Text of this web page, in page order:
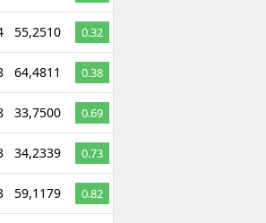
55,2510 0.32
64,4811
0.38
33,7500 0.69
34,2339 0.73
59,1179 0.82